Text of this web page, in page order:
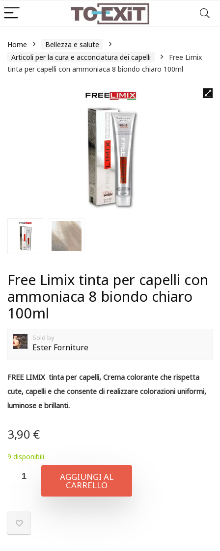
Home
Bellezza e salute
Articoli per la cura e acconciatura dei capelli
Free Limix
tinta per capelli con ammoniaca 8 biondo chiaro 100ml
Free Limix tinta per capelli con
ammoniaca 8 biondo chiaro
100ml
Sold by
Ester Forniture
FREE LIMIX tinta per capelli, Crema colorante che rispetta
cute, capelli e che consente di realizzare colorazioni uniformi,
luminose e brillanti.
3,90 €
9 disponibili
AGGIUNGI AL
CARRELLO